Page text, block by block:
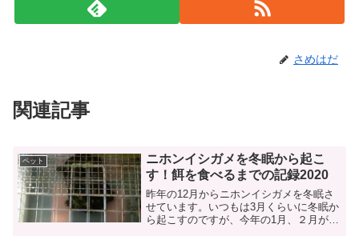
さめはだ
関連記事
ペット
ニホンイシガメを冬眠から起こ
す！餌を食べるまでの記録2020
昨年の12月からニホンイシガメを冬眠さ
せています。いつもは3月くらいに冬眠か
ら起こすのですが、今年の1月、２月が暖